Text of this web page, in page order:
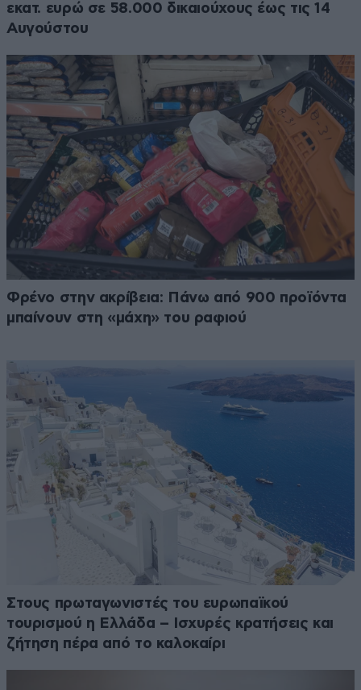
εκατ. ευρώ σε 58.000 δικαιούχους έως τις 14
Αυγούστου
Φρένο στην ακρίβεια: Πάνω από 900 προϊόντα
μπαίνουν στη «μάχη» του ραφιού
Στους πρωταγωνιστές του ευρωπαϊκού
τουρισμού η Ελλάδα – Ισχυρές κρατήσεις και
ζήτηση πέρα από το καλοκαίρι